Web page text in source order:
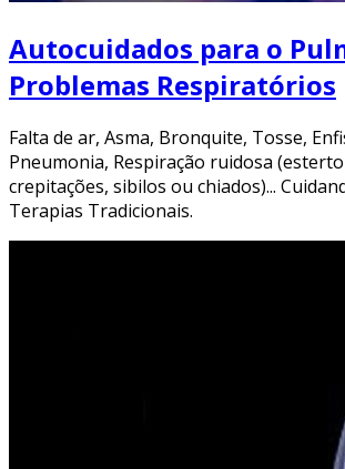
Autocuidados para o
Problemas Respiratórios
Falta de ar, Asma, Bronquite, Tosse,
Pneumonia, Respiração ruidosa
crepitações, sibilos ou chiados)...
Terapias Tradicionais.